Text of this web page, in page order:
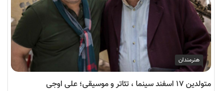
هنرمندان
متولدین ۱۷ اسفند سینما ، تئاتر و موسیقی؛ علی اوجی